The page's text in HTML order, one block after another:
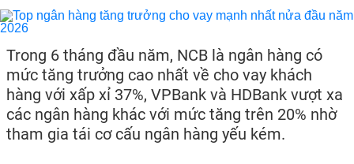
Trong 6 tháng đầu năm, NCB là ngân hàng có
mức tăng trưởng cao nhất về cho vay khách
hàng với xấp xỉ 37%, VPBank và HDBank vượt xa
các ngân hàng khác với mức tăng trên 20% nhờ
tham gia tái cơ cấu ngân hàng yếu kém.